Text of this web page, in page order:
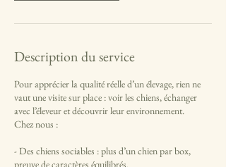
Description du service
Pour apprécier la qualité réelle d’un élevage, rien ne
vaut une visite sur place : voir les chiens, échanger
avec l’éleveur et découvrir leur environnement.
Chez nous :
- Des chiens sociables : plus d’un chien par box,
preuve de caractères équilibrés.